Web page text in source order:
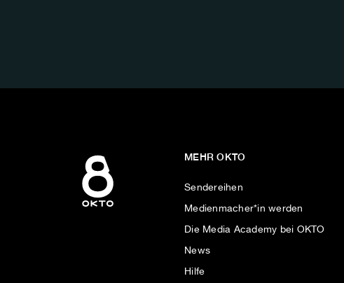
MEHR OKTO
Sendereihen
Medienmacher*in werden
Die Media Academy bei OKTO
News
Hilfe